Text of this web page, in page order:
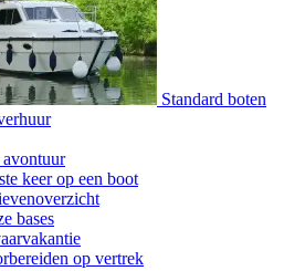
Standard boten
keer op een boot
bases
op vertrek